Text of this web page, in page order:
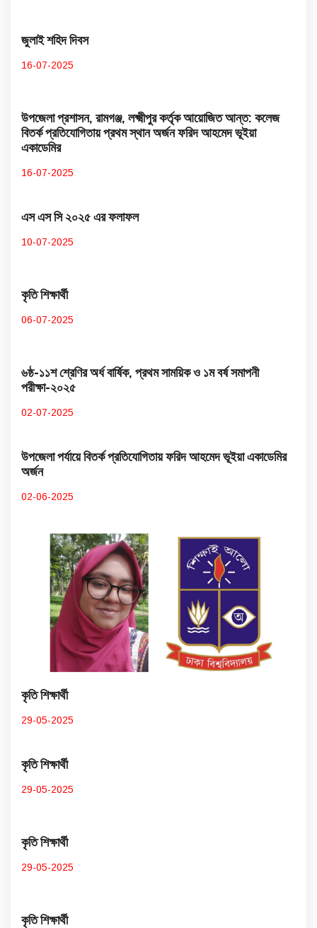
জুলাই শহিদ দিবস
16-07-2025
উপজেলা প্রশাসন, রামগঞ্জ, লক্ষ্মীপুর কর্তৃক আয়োজিত আন্ত: কলেজ
বিতর্ক প্রতিযোগিতায় প্রথম স্থান অর্জন ফরিদ আহমেদ ভূইয়া
একাডেমির
16-07-2025
এস এস সি ২০২৫ এর ফলাফল
10-07-2025
কৃতি শিক্ষার্থী
06-07-2025
৬ষ্ঠ-১১শ শ্রেণির অর্ধ বার্ষিক, প্রথম সাময়িক ও ১ম বর্ষ সমাপনী
পরীক্ষা-২০২৫
02-07-2025
উপজেলা পর্যায়ে বিতর্ক প্রতিযোগিতায় ফরিদ আহমেদ ভূইয়া একাডেমির
অর্জন
02-06-2025
কৃতি শিক্ষার্থী
29-05-2025
কৃতি শিক্ষার্থী
29-05-2025
কৃতি শিক্ষার্থী
29-05-2025
কৃতি শিক্ষার্থী